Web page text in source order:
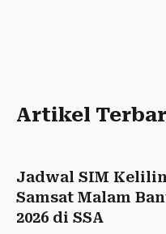
Artikel
Jadwal SIM
Samsat Malam
2026 di SSA